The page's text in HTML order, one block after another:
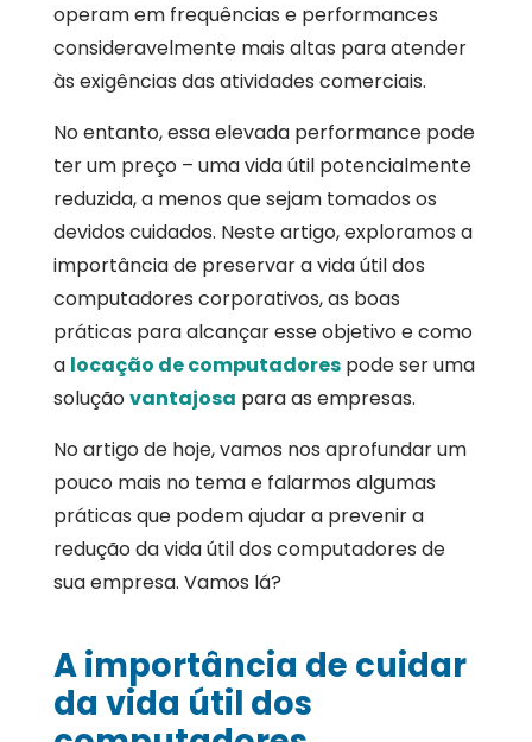
operam em frequências e performances
consideravelmente mais altas para atender
às exigências das atividades comerciais.
No entanto, essa elevada performance pode
ter um preço – uma vida útil potencialmente
reduzida, a menos que sejam tomados os
devidos cuidados. Neste artigo, exploramos a
importância de preservar a vida útil dos
computadores corporativos, as boas
práticas para alcançar esse objetivo e como
a locação de computadorespode ser uma
soluçãovantajosa para as empresas.
No artigo de hoje, vamos nos aprofundar um
pouco mais no tema e falarmos algumas
práticas que podem ajudar a prevenir a
redução da vida útil dos computadores de
sua empresa. Vamos lá?
A importância de cuidar
da vida útil dos